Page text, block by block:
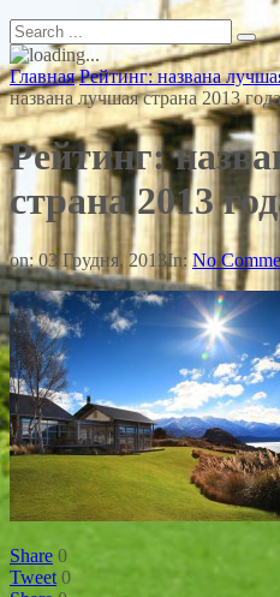
Главная Рейтинг: названа
названа лучшая страна 2013 года
Рейтинг:
страна 2013
on:03 Грудня, 2013In: No
Share 0
Tweet 0